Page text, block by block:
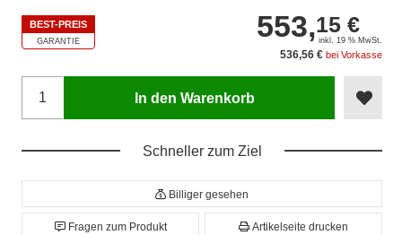
BEST-PREIS
GARANTIE 553,15 €
inkl. 19 % MwSt.
536,56 € bei Vorkasse
In den Warenkorb
Schneller zum Ziel
Billiger gesehen
Fragen zum Produkt Artikelseite drucken